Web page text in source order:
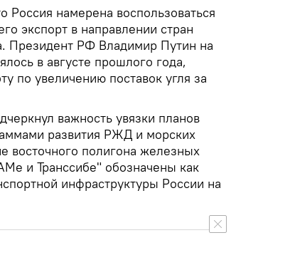
Россия намерена воспользоваться
экспорт в направлении стран
Президент РФ Владимир Путин на
в августе прошлого года,
по увеличению поставок угля за
важность увязки планов
развития РЖД и морских
восточного полигона железных
и Транссибе" обозначены как
инфраструктуры России на